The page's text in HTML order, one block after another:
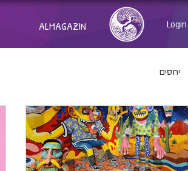
ALMAGAZIN Login
יחסים